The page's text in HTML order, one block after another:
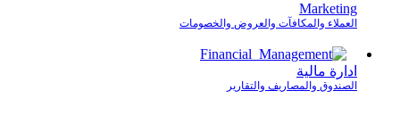
Marketing
العملاء والمكافآت والعروض والخصومات
ادارة مالية
الصندوق والمصاريف والتقارير